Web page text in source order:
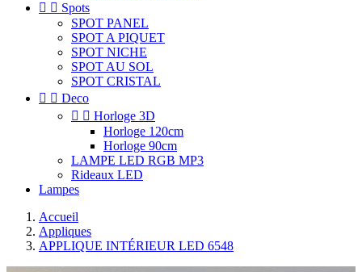
  Spots
SPOT PANEL
SPOT A PIQUET
SPOT NICHE
SPOT AU SOL
SPOT CRISTAL
  Deco
  Horloge 3D
Horloge 120cm
Horloge 90cm
LAMPE LED RGB MP3
Rideaux LED
Lampes
Accueil
Appliques
APPLIQUE INTÉRIEUR LED 6548